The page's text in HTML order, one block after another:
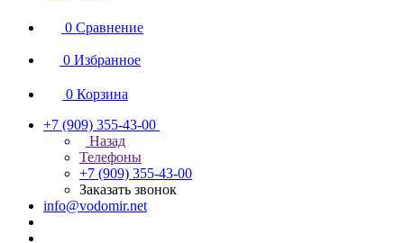
0 Сравнение
0 Избранное
0 Корзина
+7 (909) 355-43-00
Назад
Телефоны
+7 (909) 355-43-00
Заказать звонок
info@vodomir.net